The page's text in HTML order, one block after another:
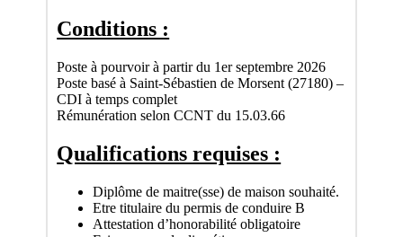
Conditions :
Poste à pourvoir à partir du 1er septembre 2026
Poste basé à Saint-Sébastien de Morsent (27180) –
CDI à temps complet
Rémunération selon CCNT du 15.03.66
Qualifications requises :
Diplôme de maitre(sse) de maison souhaité.
Etre titulaire du permis de conduire B
Attestation d’honorabilité obligatoire